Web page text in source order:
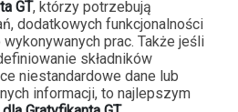
GT, którzy potrzebują
dodatkowych funkcjonalności
prac. Także jeśli
składników
niestandardowe dane lub
informacji, to najlepszym